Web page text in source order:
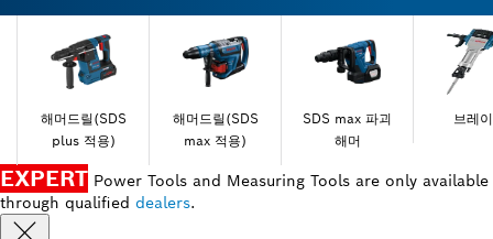
해머드릴(SDS
plus 적용)
해머드릴(SDS
max 적용)
SDS max 파괴
해머
브레
EXPERT Power Tools and Measuring Tools are only available
through qualified dealers.